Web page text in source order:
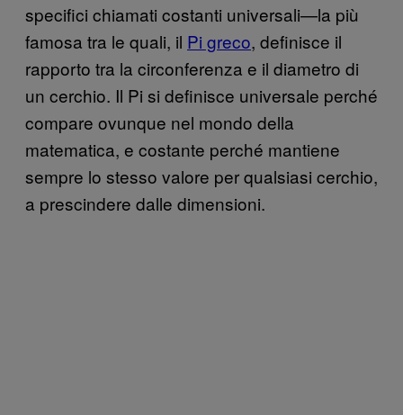
specifici chiamati costanti universali—la più
famosa tra le quali, il Pi greco, definisce il
rapporto tra la circonferenza e il diametro di
un cerchio. Il Pi si definisce universale perché
compare ovunque nel mondo della
matematica, e costante perché mantiene
sempre lo stesso valore per qualsiasi cerchio,
a prescindere dalle dimensioni.